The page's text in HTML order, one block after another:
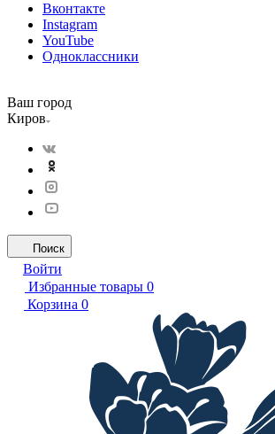
Вконтакте
Instagram
YouTube
Одноклассники
Ваш город
Киров
Поиск
Войти
Избранные товары 0
Корзина 0